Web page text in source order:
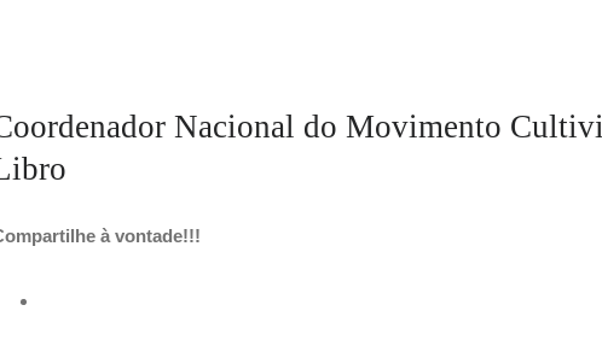
Nacional do Movimento
à vontade!!!